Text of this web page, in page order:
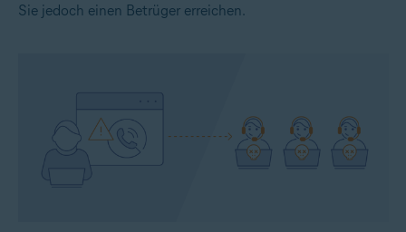
Sie jedoch einen Betrüger erreichen.